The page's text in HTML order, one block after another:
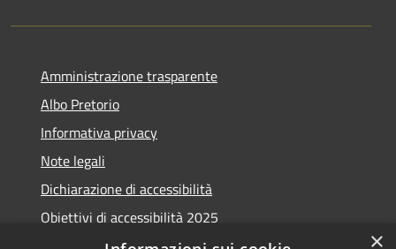
Amministrazione trasparente
Albo Pretorio
Informativa privacy
Note legali
Dichiarazione di accessibilità
Obiettivi di accessibilità 2025
×